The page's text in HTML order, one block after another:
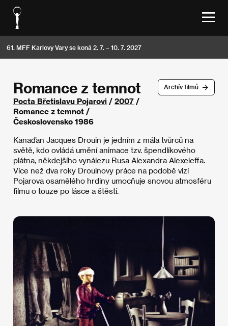
61. MFF Karlovy Vary se koná 2. 7. – 10. 7. 2027
Archív filmů
Romance z temnot
Pocta Břetislavu Pojarovi / 2007 /
Romance z temnot /
Československo 1986
Kanaďan Jacques Drouin je jedním z mála tvůrců na
světě, kdo ovládá umění animace tzv. špendlíkového
plátna, někdejšího vynálezu Rusa Alexandra Alexeieffa.
Více než dva roky Drouinovy práce na podobě vizí
Pojarova osamělého hrdiny umocňuje snovou atmosféru
filmu o touze po lásce a štěstí.